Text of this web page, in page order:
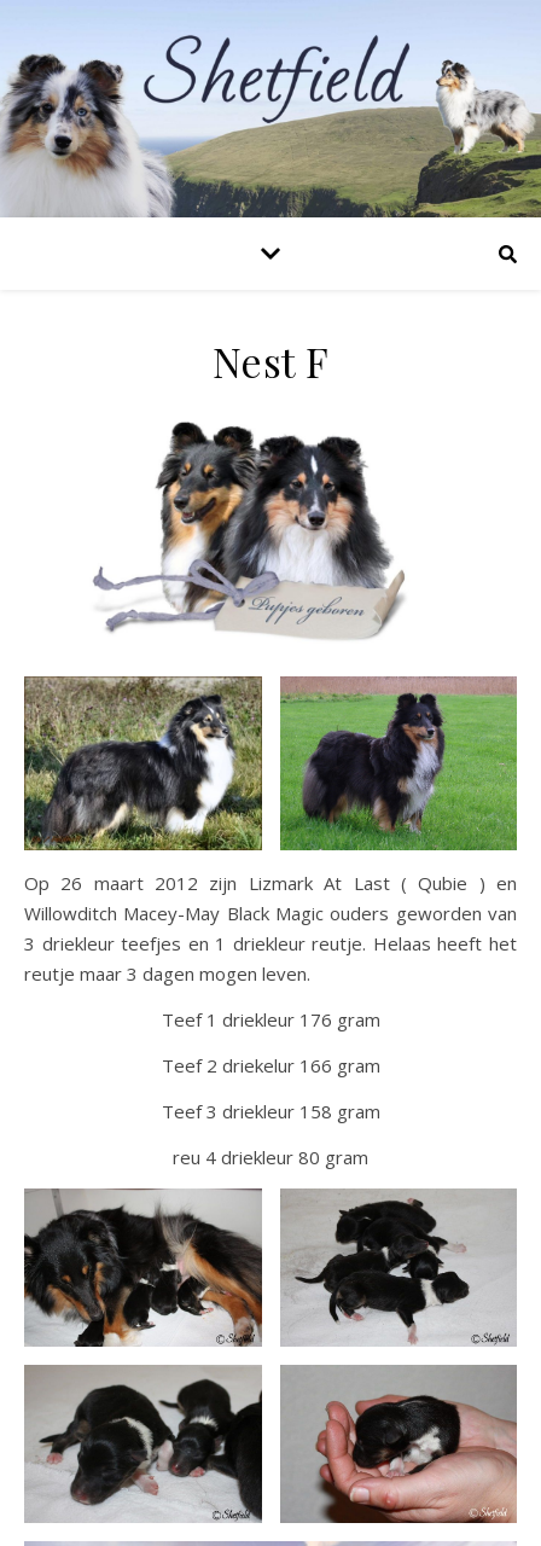
Nest F
Op 26 maart 2012 zijn Lizmark At Last ( Qubie ) en
Willowditch Macey-May Black Magic ouders geworden van
3 driekleur teefjes en 1 driekleur reutje. Helaas heeft het
reutje maar 3 dagen mogen leven.
Teef 1 driekleur 176 gram
Teef 2 driekelur 166 gram
Teef 3 driekleur 158 gram
reu 4 driekleur 80 gram